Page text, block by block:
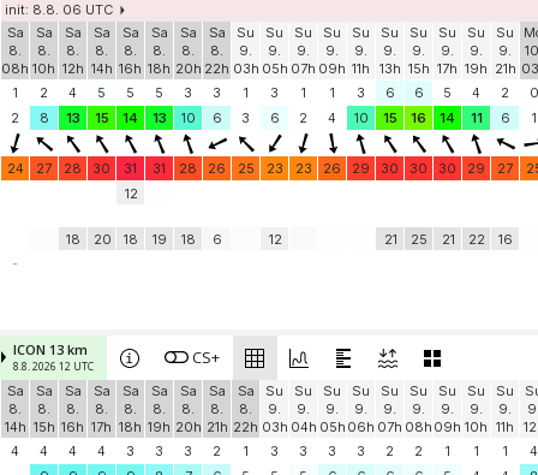
init: 8.8. 06 UTC
Sa
8.
08h
Sa
8.
10h
Sa
8.
12h
Sa
8.
14h
Sa
8.
16h
Sa
8.
18h
Sa
8.
20h
Sa
8.
22h
Su
9.
03h
Su
9.
05h
Su
9.
07h
Su
9.
09h
Su
9.
11h
Su
9.
13h
Su
9.
15h
Su
9.
17h
Su
9.
19h
Su
9.
21h
1
2 4 5 5 5 3 3 1 3 1 1 3 6 6 5 4 2
0
2
8 13 15 14 13 10 6 3 6 2 4 10 15 16 14 11 6 1
24 27 28 30 31 31 28 26 25 23 23 26 29 30 30 30 29 27
18 20
12
18 19 18 6 12 21 25 21 22
16
-
ICON 13 km
8.8. 2026 12 UTC CS+
Sa
8.
14h
Sa
8.
15h
Sa
8.
16h
Sa
8.
17h
Sa
8.
18h
Sa
8.
19h
Sa
8.
20h
Sa
8.
21h
Sa
8.
22h
Su
9.
03h
Su
9.
04h
Su
9.
05h
Su
9.
06h
Su
9.
07h
Su
9.
08h
Su
9.
09h
Su
9.
10h
Su
9.
11h
4
4 4 4 3 3 3 2 1 3 3 3 3 2 2 1 1 1
4